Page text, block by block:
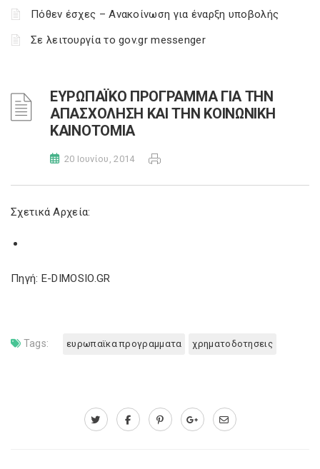
Πόθεν έσχες – Ανακοίνωση για έναρξη υποβολής
Σε λειτουργία το gov.gr messenger
ΕΥΡΩΠΑΪΚΟ ΠΡΟΓΡΑΜΜΑ ΓΙΑ ΤΗΝ
ΑΠΑΣΧΟΛΗΣΗ ΚΑΙ ΤΗΝ ΚΟΙΝΩΝΙΚΗ
ΚΑΙΝΟΤΟΜΙΑ
20 Ιουνίου, 2014
Σχετικά Αρχεία:
Πηγή: E-DIMOSIO.GR
Tags: ευρωπαϊκα προγραμματα χρηματοδοτησεις